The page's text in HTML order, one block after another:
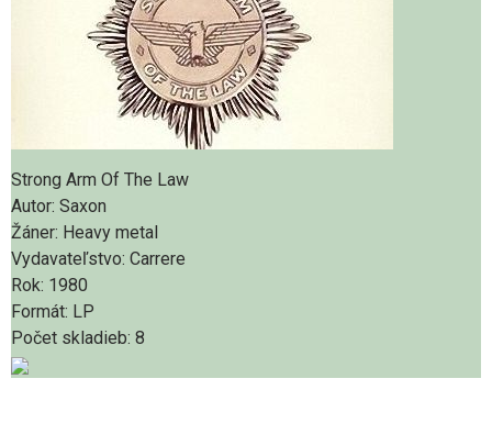
Strong Arm Of The Law
Autor: Saxon
Žáner: Heavy metal
Vydavateľstvo: Carrere
Rok: 1980
Formát: LP
Počet skladieb: 8